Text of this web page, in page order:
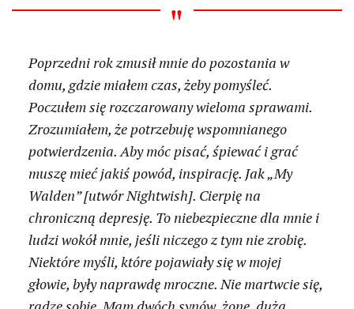
Poprzedni rok zmusił mnie do pozostania w
domu, gdzie miałem czas, żeby pomyśleć.
Poczułem się rozczarowany wieloma sprawami.
Zrozumiałem, że potrzebuję wspomnianego
potwierdzenia. Aby móc pisać, śpiewać i grać
muszę mieć jakiś powód, inspirację. Jak „My
Walden” [utwór Nightwish]. Cierpię na
chroniczną depresję. To niebezpieczne dla mnie i
ludzi wokół mnie, jeśli niczego z tym nie zrobię.
Niektóre myśli, które pojawiały się w mojej
głowie, były naprawdę mroczne. Nie martwcie się,